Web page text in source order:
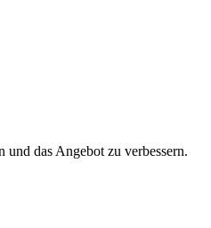
das Angebot zu verbessern.